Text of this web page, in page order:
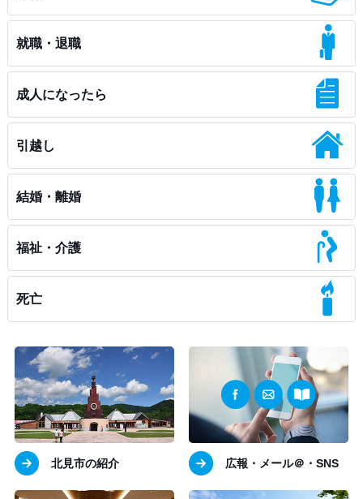
就職・退職
成人になったら
引越し
結婚・離婚
福祉・介護
死亡
北見市の紹介 広報・メール＠・SNS